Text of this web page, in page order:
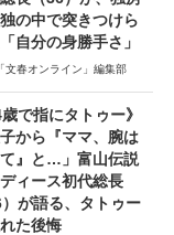
の中で突きつけら
自分の身勝手さ」
「文春オンライン」編集部
歳で指にタトゥー》
子から『ママ、腕は
』と…」富山伝説
ィース初代総長
）が語る、タトゥー
た後悔